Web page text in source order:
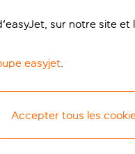
sur notre site et
easyjet.
Accepter tous les